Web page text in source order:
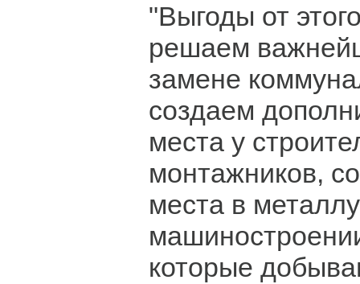
"Выгоды от
решаем
замене
создаем
места у
монтажников,
места в
которые